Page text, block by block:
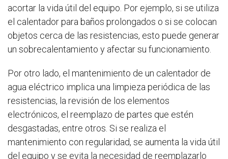
acortar la vida útil del equipo. Por ejemplo, si se utiliza
el calentador para baños prolongados o si se colocan
objetos cerca de las resistencias, esto puede generar
un sobrecalentamiento y afectar su funcionamiento.
Por otro lado, el mantenimiento de un calentador de
agua eléctrico implica una limpieza periódica de las
resistencias, la revisión de los elementos
electrónicos, el reemplazo de partes que estén
desgastadas, entre otros. Si se realiza el
mantenimiento con regularidad, se aumenta la vida útil
del equipo y se evita la necesidad de reemplazarlo